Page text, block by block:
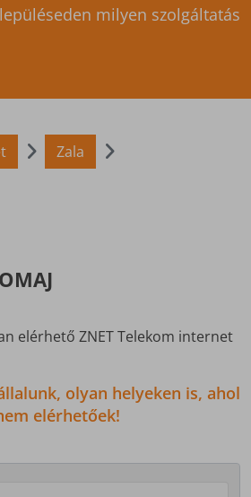
milyen szolgáltatás
Zala
elérhető ZNET Telekom internet
olyan helyeken is, ahol
elérhetőek!